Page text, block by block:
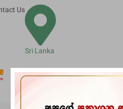
Us
Sri Lanka